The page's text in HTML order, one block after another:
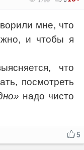
мне, что
и чтобы я
что
посмотреть
надо чисто
5